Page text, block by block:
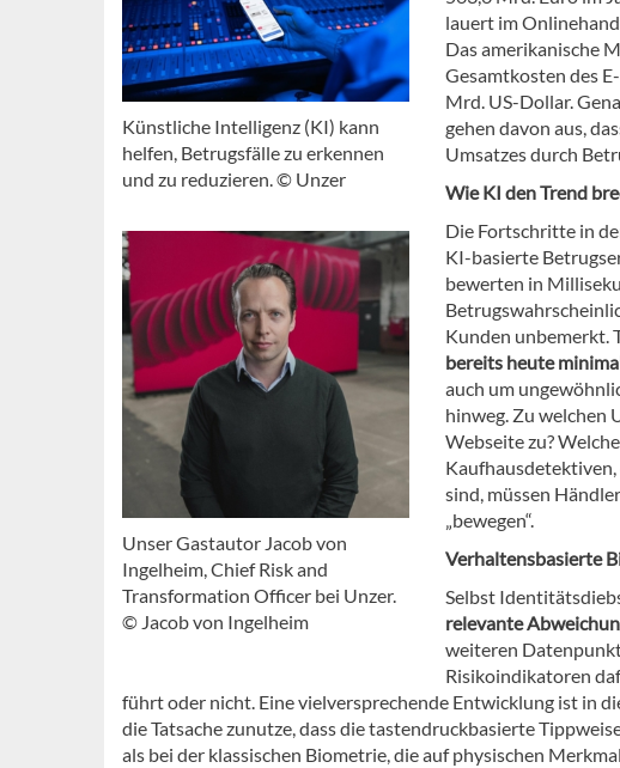
Künstliche Intelligenz (KI) kann
helfen, Betrugsfälle zu erkennen
und zu reduzieren. © Unzer
Unser Gastautor Jacob von
Ingelheim, Chief Risk and
Transformation Officer bei Unzer.
© Jacob von Ingelheim
lauert im
Das amerikanische
Gesamtkosten des
Mrd. US-Dollar.
gehen davon aus,
Umsatzes durch
Wie KI den Trend
Die Fortschritte in
KI-basierte
bewerten in
Kunden unbemerkt.
bereits heute
auch um
hinweg. Zu welchen
Webseite zu?
sind, müssen
„bewegen“.
Verhaltensbasierte
Selbst
relevante
weiteren
Risikoindikatoren
führt oder nicht. Eine vielversprechende Entwicklung ist in
die Tatsache zunutze, dass die tastendruckbasierte
als bei der klassischen Biometrie, die auf physischen